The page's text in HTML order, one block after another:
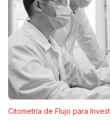
Citometría de Flujo para